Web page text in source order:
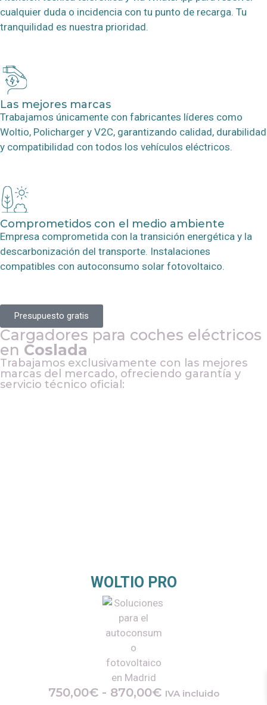
cualquier duda o incidencia con tu punto de recarga. Tu
tranquilidad es nuestra prioridad.
Las mejores marcas
Trabajamos únicamente con fabricantes líderes como
Woltio, Policharger y V2C, garantizando calidad, durabilidad
y compatibilidad con todos los vehículos eléctricos.
Comprometidos con el medio ambiente
Empresa comprometida con la transición energética y la
descarbonización del transporte. Instalaciones
compatibles con autoconsumo solar fotovoltaico.
Presupuesto gratis
Cargadores para coches eléctricos
en Coslada
Trabajamos exclusivamente con las mejores
marcas del mercado, ofreciendo garantía y
servicio técnico oficial:
WOLTIO PRO
750,00€ - 870,00€ IVA incluido